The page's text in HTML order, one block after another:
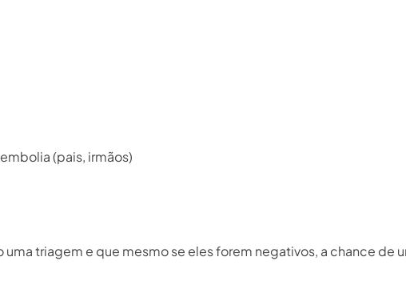
(pais, irmãos)⁣
triagem e que mesmo se eles forem negativos, a chance de